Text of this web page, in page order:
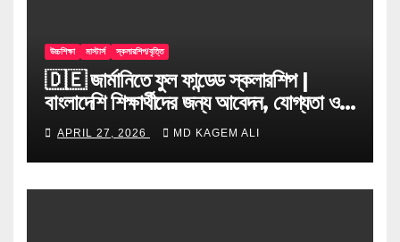
উচ্চশিক্ষা মাস্টার্স স্কলারশিপ/বৃত্তি
🇩🇪 জার্মানিতে ফুল ফান্ডেড স্কলারশিপ |
বাংলাদেশি শিক্ষার্থীদের জন্য আবেদন, যোগ্যতা ও
টিপস
APRIL 27, 2026 MD KAGEM ALI